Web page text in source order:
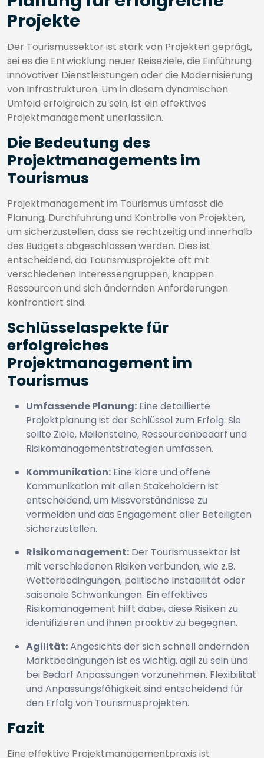
Projekte
Der Tourismussektor ist stark von Projekten geprägt,
sei es die Entwicklung neuer Reiseziele, die Einführung
innovativer Dienstleistungen oder die Modernisierung
von Infrastrukturen. Um in diesem dynamischen
Umfeld erfolgreich zu sein, ist ein effektives
Projektmanagement unerlässlich.
Die Bedeutung des
Projektmanagements im
Tourismus
Projektmanagement im Tourismus umfasst die
Planung, Durchführung und Kontrolle von Projekten,
um sicherzustellen, dass sie rechtzeitig und innerhalb
des Budgets abgeschlossen werden. Dies ist
entscheidend, da Tourismusprojekte oft mit
verschiedenen Interessengruppen, knappen
Ressourcen und sich ändernden Anforderungen
konfrontiert sind.
Schlüsselaspekte für
erfolgreiches
Projektmanagement im
Tourismus
Umfassende Planung: Eine detaillierte
Projektplanung ist der Schlüssel zum Erfolg. Sie
sollte Ziele, Meilensteine, Ressourcenbedarf und
Risikomanagementstrategien umfassen.
Kommunikation: Eine klare und offene
Kommunikation mit allen Stakeholdern ist
entscheidend, um Missverständnisse zu
vermeiden und das Engagement aller Beteiligten
sicherzustellen.
Risikomanagement: Der Tourismussektor ist
mit verschiedenen Risiken verbunden, wie z.B.
Wetterbedingungen, politische Instabilität oder
saisonale Schwankungen. Ein effektives
Risikomanagement hilft dabei, diese Risiken zu
identifizieren und ihnen proaktiv zu begegnen.
Agilität:Angesichts der sich schnell ändernden
Marktbedingungen ist es wichtig, agil zu sein und
bei Bedarf Anpassungen vorzunehmen. Flexibilität
und Anpassungsfähigkeit sind entscheidend für
den Erfolg von Tourismusprojekten.
Fazit
Eine effektive Projektmanagementpraxis ist